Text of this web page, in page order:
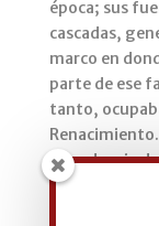
época; sus
cascadas,
marco en
parte de ese
tanto,
abundancia